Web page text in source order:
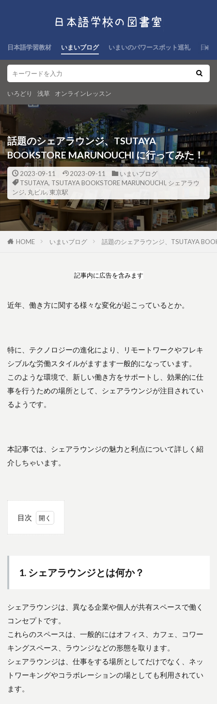
日本語学習教材 いまいブログ いまいのパワースポット巡礼 日本
いろどり 浅草 オンラインレッスン
話題のシェアラウンジ、TSUTAYA
BOOKSTORE MARUNOUCHI に行ってみた！
2023-09-11 2023-09-11
いまいブログ
TSUTAYA, TSUTAYA BOOKSTORE MARUNOUCHI, シェアラウ
ンジ, 丸ビル, 東京駅
HOME いまいブログ 話題のシェアラウンジ、TSUTAYA
記事内に広告を含みます
近年、働き方に関する様々な変化が起こっているとか。
特に、テクノロジーの進化により、リモートワークやフレキ
シブルな労働スタイルがますます一般的になっています。
このような環境で、新しい働き方をサポートし、効果的に仕
事を行うための場所として、シェアラウンジが注目されてい
るようです。
本記事では、シェアラウンジの魅力と利点について詳しく紹
介しちゃいます。
目次
ウン
ジと
2
2.
シ
ア
ラ
ン
ジ
1. シェアラウンジとは何か？
シェアラウンジは、異なる企業や個人が共有スペースで働く
コンセプトです。
これらのスペースは、一般的にはオフィス、カフェ、コワー
キングスペース、ラウンジなどの形態を取ります。
シェアラウンジは、仕事をする場所としてだけでなく、ネッ
トワーキングやコラボレーションの場としても利用されてい
ます。